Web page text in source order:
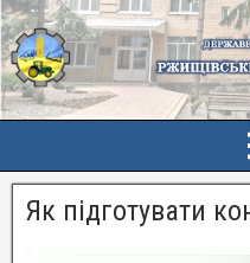
Як підготувати